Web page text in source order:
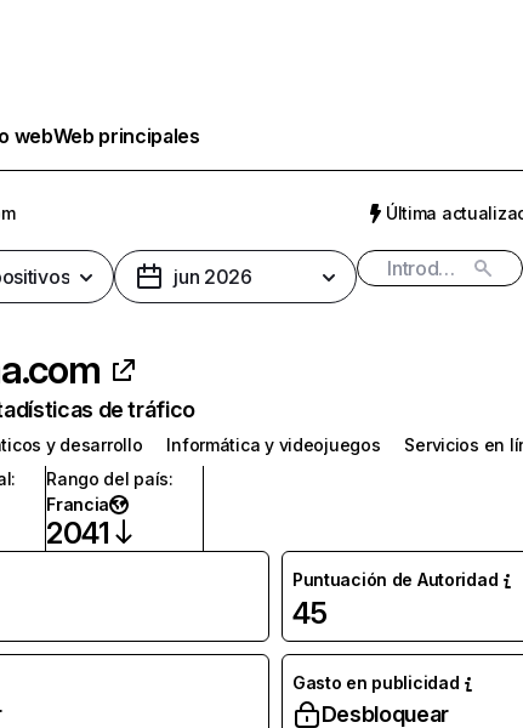
webWeb principales
Última
jun 2026
de tráfico
y desarrollo Informática y videojuegos
Servicios en
:
Rango del país:
Francia
2041
Puntuación de Autoridad
45
Gasto en publicidad
Desbloquear